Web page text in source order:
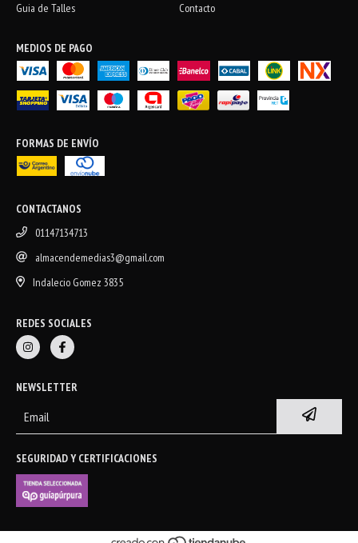
Guia de Talles Contacto
MEDIOS DE PAGO
FORMAS DE ENVÍO
CONTACTANOS
01147134713
almacendemedias3@gmail.com
Indalecio Gomez 3835
REDES SOCIALES
NEWSLETTER
SEGURIDAD Y CERTIFICACIONES